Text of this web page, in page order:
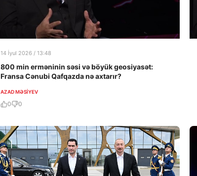
14 İyul 2026 / 13:48
800 min erməninin səsi və böyük geosiyasət:
Fransa Cənubi Qafqazda nə axtarır?
AZAD MƏSIYEV
0 0